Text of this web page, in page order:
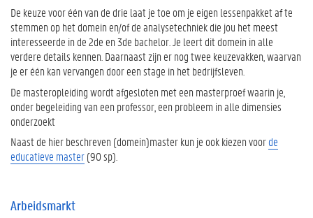
De keuze voor één van de drie laat je toe om je eigen lessenpakket af te
stemmen op het domein en/of de analysetechniek die jou het meest
interesseerde in de 2de en 3de bachelor. Je leert dit domein in alle
verdere details kennen. Daarnaast zijn er nog twee keuzevakken, waarvan
je er één kan vervangen door een stage in het bedrijfsleven.
De masteropleiding wordt afgesloten met een masterproef waarin je,
onder begeleiding van een professor, een probleem in alle dimensies
onderzoekt
Naast de hier beschreven (domein)master kun je ook kiezen voorde
educatieve master(90 sp).
Arbeidsmarkt